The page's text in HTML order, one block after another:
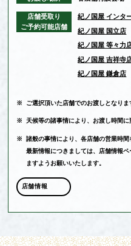
店舗受取り
ご予約可能店舗
紀ノ国屋 インタ
紀ノ国屋 国立店
紀ノ国屋 等々力
紀ノ国屋 吉祥寺
紀ノ国屋 鎌倉店
※ ご選択頂いた店舗でのお渡しとなりま
※ 天候等の諸事情により、お渡し時間に
※
諸般の事情により、各店舗の営業時間
最新情報につきましては、店舗情報
ますようお願いいたします。
店舗情報